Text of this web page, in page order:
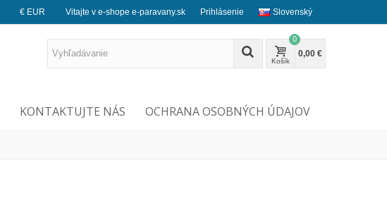
Slovenský
Vitajte v e-shope e-paravany.sk Prihlásenie
€ EUR
Košík
0
0,00 €
KONTAKTUJTE NÁS OCHRANA OSOBNÝCH ÚDAJOV